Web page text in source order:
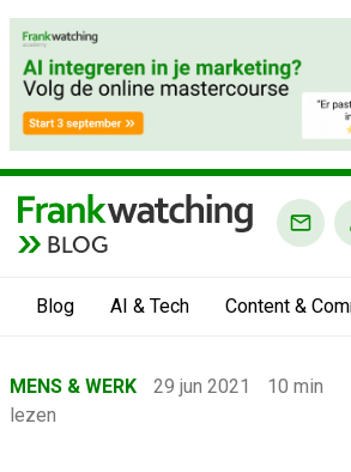
BLOG
Blog AI & Tech Content &
›MENS & WERK 29 jun 2021
10 min
lezen